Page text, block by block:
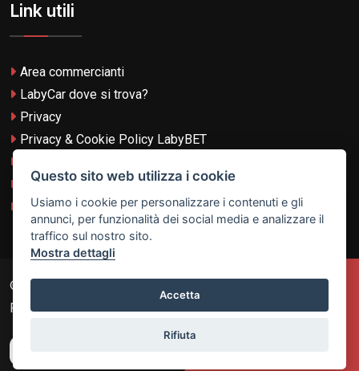
Link utili
Area commercianti
LabyCar dove si trova?
Privacy
Privacy & Cookie Policy LabyBET
Termini e Condizioni LabyBET
Login con TikTok
© 2026
Rights Reserved.
Questo sito web utilizza i cookie
Usiamo i cookie per personalizzare i contenuti e gli
annunci, per funzionalità dei social media e analizzare il
traffico sul nostro sito.
Mostra dettagli
Accetta
Rifiuta